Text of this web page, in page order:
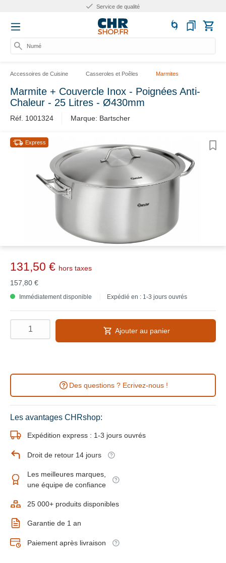
Service de qualité
Numéro
Accessoires de Cuisine Casseroles et Poêles Marmites
Marmite + Couvercle Inox - Poignées Anti-
Chaleur - 25 Litres - Ø430mm
Réf. 1001324 Marque: Bartscher
Express
131,50 € hors taxes
157,80 €
Immédiatement disponible Expédié en : 1-3 jours ouvrés
Ajouter au panier
Des questions ? Ecrivez-nous !
Les avantages CHRshop:
Expédition express : 1-3 jours ouvrés
Droit de retour 14 jours
Les meilleures marques,
une équipe de confiance
25 000+ produits disponibles
Garantie de 1 an
Paiement après livraison